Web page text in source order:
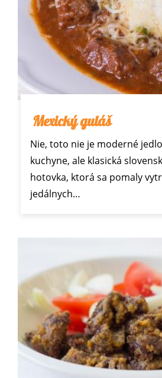
Mexický guláš
Nie, toto nie je moderné
kuchyne, ale klasická
hotovka, ktorá sa pomaly
jedálnych…